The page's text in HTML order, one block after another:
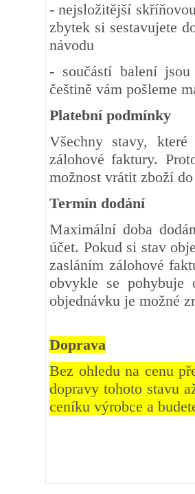
- nejsložitější
zbytek si sestavujete
návodu
- součástí balení
češtině vám pošleme
Platební podmínky
Všechny stavy,
zálohové faktury.
možnost vrátit zboží
Termín dodání
Maximální doba
účet. Pokud si stav
zasláním zálohové
obvykle se pohybuje
objednávku je možné
Doprava
Bez ohledu na cenu
dopravy tohoto stavu
ceníku výrobce a